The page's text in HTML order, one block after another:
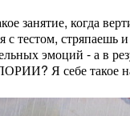
занятие, когда
с тестом, стряпаешь
эмоций - а в
Я себе такое